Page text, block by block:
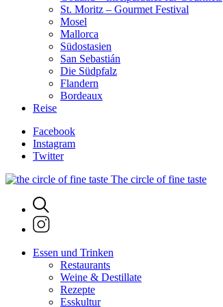
St. Moritz – Gourmet Festival
Mosel
Mallorca
Südostasien
San Sebastián
Die Südpfalz
Flandern
Bordeaux
Reise
Facebook
Instagram
Twitter
The circle of fine taste
Essen und Trinken
Restaurants
Weine & Destillate
Rezepte
Esskultur